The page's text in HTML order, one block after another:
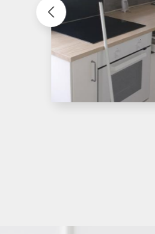
TRADITIONNELLE
RdeC : cuisine semi
615 €